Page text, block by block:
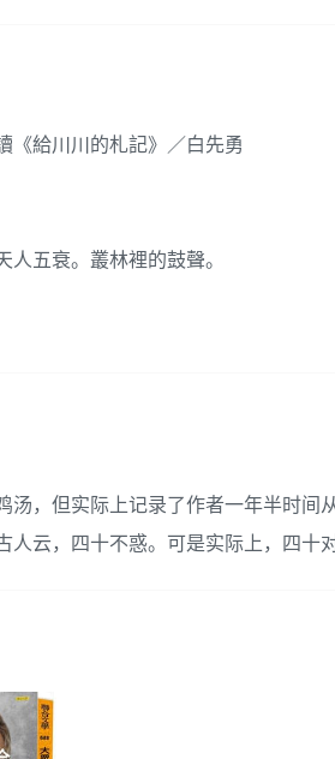
《給川川的札記》／白先勇
五衰。叢林裡的鼓聲。
，但实际上记录了作者一年半时间
云，四十不惑。可是实际上，四十